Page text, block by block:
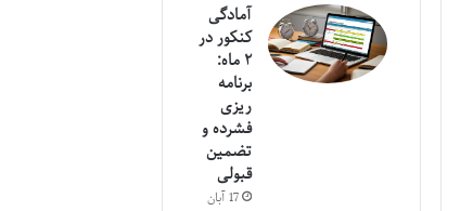
آمادگی
کنکور در
۲ ماه:
برنامه
ریزی
فشرده و
تضمین
قبولی
17 آبان